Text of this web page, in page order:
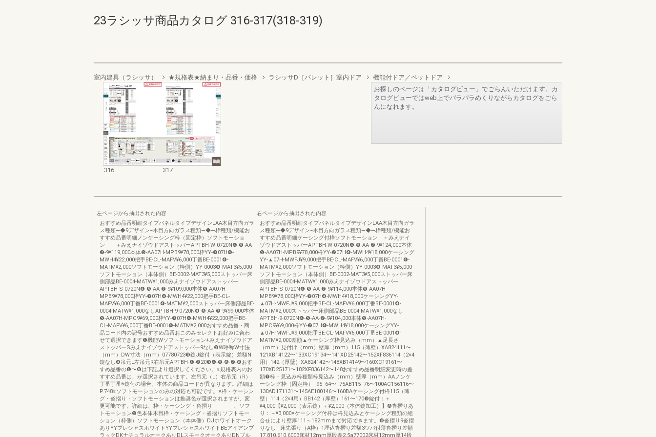
23ラシッサ商品カタログ 316-317(318-319)
室内建具（ラシッサ） ★規格表★納まり・品番・価格 ラシッサD［パレット］室内ドア 機能付ドア／ペットドア
316 317
お探しのページは「カタログビュー」でごらんいただけます。カ
タログビューではweb上でパラパラめくりながらカタログをごら
んになれます。
左ページから抽出された内容
おすすめ品番明細タイプパネルタイプデザインLAA木目方向ガラ
ス種類―◆9デザイン−木目方向ガラス種類―◆―枠種類/機能お
すすめ品番明細ノンケーシング枠（固定枠）ソフトモーショ
ン ＋みえナイゾウドアストッパーAPTBH-W-0720N❹-❺-AA-
❼-9¥119,000本体❺-AA07H-MPB9¥78,000枠YY-❼07H❹-
MWH4¥22,000把手BE-CL-MAFV¥6,000丁番BE-0001❹-
MATM¥2,000ソフトモーション（枠側）YY-0003❹-MAT3¥5,000
ソフトモーション（本体側）BE-0002-MAT3¥5,000ストッパー床
側部品BE-0004-MATW¥1,000みえナイゾウドアストッパー
APTBH-S-0720N❹-❺-AA-❼-9¥109,000本体❺-AA07H-
MPB9¥78,000枠YY-❼07H❹-MWH4¥22,000把手BE-CL-
MAFV¥6,000丁番BE-0001❹-MATM¥2,000ストッパー床側部品BE-
0004-MATW¥1,000なしAPTBH-9-0720N❹-❺-AA-❼-9¥99,000本体
❺-AA07H-MPC9¥69,000枠YY-❼07H❹-MWH4¥22,000把手BE-
CL-MAFV¥6,000丁番BE-0001❹-MATM¥2,000おすすめ品番・商
品コード内の記号おすすめ品番おこのみセレクトお好みに合わ
せて選択できます❶機能Wソフトモーション+みえナイゾウドア
ストッパーSみえナイゾウドアストッパー9なし❷W呼称W寸法
（mm）DW寸法（mm）07780723❸錠J錠付（表示錠）差額N
錠なし❹吊元L左吊元R右吊元APTBH-❶-❷20❸❹-❺-❻-❼-❽おす
すめ品番の❶〜❽は下記より選択してください。※規格表内のお
すすめ品番は、が選択されています。左吊元（L）右吊元（R）
丁番丁番※錠付の場合、本体の商品コードが異なります。詳細は
P.748※ソフトモーションのみの対応も可能です。※枠・ケーシン
グ・沓摺り・ソフトモーションは推奨色が選択されますが、変
更可能です。詳細は、枠・ケーシング・沓摺り 、ソフ
トモーション❺色本体木目枠・ケーシング・沓摺りソフトモー
ション（枠側）ソフトモーション（本体側）DJホワイトオーク
ありYYプレシャスホワイトYYプレシャスホワイトBEアイアンブ
ラックDKナチュラルオークありDLスモークオークありDNブル
右ページから抽出された内容
おすすめ品番明細タイプパネルタイプデザインLAA木目方向ガラ
ス種類―◆9デザイン−木目方向ガラス種類―◆―枠種類/機能お
すすめ品番明細ケーシング付枠ソフトモーション ＋みえナイ
ゾウドアストッパーAPTBH-W-0720N❹-❺-AA-❼-9¥124,000本体
❺-AA07H-MPB9¥78,000枠YY-❼07H❹-MWH4¥18,000ケーシング
YY-▲07H-MWFJ¥9,000把手BE-CL-MAFV¥6,000丁番BE-0001❹-
MATM¥2,000ソフトモーション（枠側）YY-0003❹-MAT3¥5,000
ソフトモーション（本体側）BE-0002-MAT3¥5,000ストッパー床
側部品BE-0004-MATW¥1,000みえナイゾウドアストッパー
APTBH-S-0720N❹-❺-AA-❼-9¥114,000本体❺-AA07H-
MPB9¥78,000枠YY-❼07H❹-MWH4¥18,000ケーシングYY-
▲07H-MWFJ¥9,000把手BE-CL-MAFV¥6,000丁番BE-0001❹-
MATM¥2,000ストッパー床側部品BE-0004-MATW¥1,000なし
APTBH-9-0720N❹-❺-AA-❼-9¥104,000本体❺-AA07H-
MPC9¥69,000枠YY-❼07H❹-MWH4¥18,000ケーシングYY-
▲07H-MWFJ¥9,000把手BE-CL-MAFV¥6,000丁番BE-0001❹-
MATM¥2,000差額▲ケーシング枠見込み（mm）▲足長さ
（mm）見付け（mm）壁厚（mm）115（薄壁）XA824111〜
121XB14122〜133XC19134〜141XD25142〜152XF836114（2×4
用）142（厚壁）XA824142〜148XB14149〜160XC19161〜
170XD25171〜182XF836142〜148おすすめ品番明細変更時の差
額❼枠・見込み枠種類枠見込み（mm）壁厚（mm）AAノンケ
ーシング枠（固定枠） 95 64〜 75AB115 76〜100AC156116〜
130AD171131〜145AE180146〜160BAケーシング付枠115（薄
壁）114（2×4用）BB142（厚壁）161〜170❸錠付：＋
¥4,000【¥2,000（表示錠）＋¥2,000（本体錠加工）】❽沓摺りあ
り：＋¥3,000※ケーシング付枠は枠見込みとケーシング種類の組
合せにより壁厚111～182mmまで対応できます。❽沓摺り9沓摺
りなし—床先張り（A枠）1埋込沓摺り差額3ツバ付薄沓摺り差額
17.810.610.6003床材12mm厚段差2.5a77002床材12mm厚14段